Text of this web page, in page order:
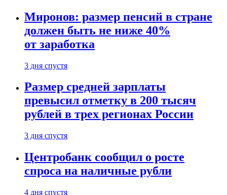
Миронов: размер пенсий в стране
должен быть не ниже 40%
от заработка
3 дня спустя
Размер средней зарплаты
превысил отметку в 200 тысяч
рублей в трех регионах России
3 дня спустя
Центробанк сообщил о росте
спроса на наличные рубли
4 дня спустя